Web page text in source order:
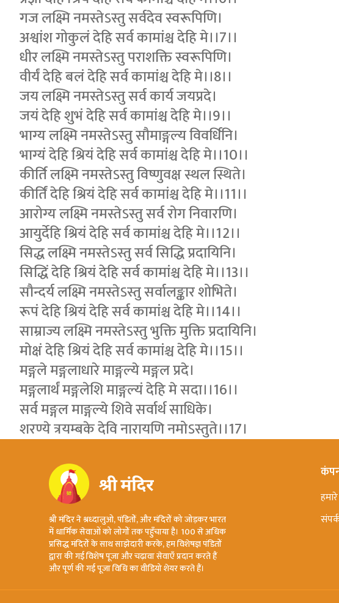
गज लक्ष्मि नमस्तेऽस्तु सर्वदेव स्वरूपिणि।
अश्वांश गोकुलं देहि सर्व कामांश्च देहि मे।।7।।
धीर लक्ष्मि नमस्तेऽस्तु पराशक्ति स्वरूपिणि।
वीर्यं देहि बलं देहि सर्व कामांश्च देहि मे।।8।।
जय लक्ष्मि नमस्तेऽस्तु सर्व कार्य जयप्रदे।
जयं देहि शुभं देहि सर्व कामांश्च देहि मे।।9।।
भाग्य लक्ष्मि नमस्तेऽस्तु सौमाङ्गल्य विवर्धिनि।
भाग्यं देहि श्रियं देहि सर्व कामांश्च देहि मे।।10।।
कीर्ति लक्ष्मि नमस्तेऽस्तु विष्णुवक्ष स्थल स्थिते।
कीर्तिं देहि श्रियं देहि सर्व कामांश्च देहि मे।।11।।
आरोग्य लक्ष्मि नमस्तेऽस्तु सर्व रोग निवारणि।
आयुर्देहि श्रियं देहि सर्व कामांश्च देहि मे।।12।।
सिद्ध लक्ष्मि नमस्तेऽस्तु सर्व सिद्धि प्रदायिनि।
सिद्धिं देहि श्रियं देहि सर्व कामांश्च देहि मे।।13।।
सौन्दर्य लक्ष्मि नमस्तेऽस्तु सर्वालङ्कार शोभिते।
रूपं देहि श्रियं देहि सर्व कामांश्च देहि मे।।14।।
साम्राज्य लक्ष्मि नमस्तेऽस्तु भुक्ति मुक्ति प्रदायिनि।
मोक्षं देहि श्रियं देहि सर्व कामांश्च देहि मे।।15।।
मङ्गले मङ्गलाधारे माङ्गल्ये मङ्गल प्रदे।
मङ्गलार्थं मङ्गलेशि माङ्गल्यं देहि मे सदा।।16।।
सर्व मङ्गल माङ्गल्ये शिवे सर्वार्थ साधिके।
शरण्ये त्रयम्बके देवि नारायणि नमोऽस्तुते।।17।
श्री मंदिर ने श्रध्दालुओ, पंडितों, और मंदिरों को जोड़कर भारत
में धार्मिक सेवाओं को लोगों तक पहुँचाया है। 100 से अधिक
प्रसिद्ध मंदिरों के साथ साझेदारी करके, हम विशेषज्ञ पंडितों
द्वारा की गई विशेष पूजा और चढ़ावा सेवाएँ प्रदान करते हैं
और पूर्ण की गई पूजा विधि का वीडियो शेयर करते हैं।